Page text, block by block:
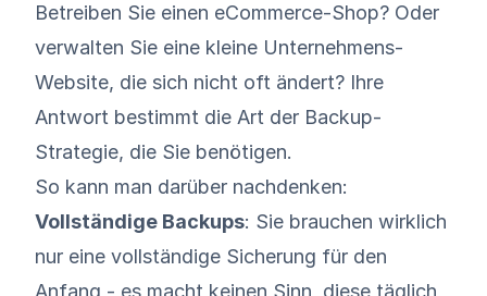
Betreiben Sie einen eCommerce-Shop? Oder
verwalten Sie eine kleine Unternehmens-
Website, die sich nicht oft ändert? Ihre
Antwort bestimmt die Art der Backup-
Strategie, die Sie benötigen.
So kann man darüber nachdenken:
Vollständige Backups: Sie brauchen wirklich
nur eine vollständige Sicherung für den
Anfang - es macht keinen Sinn, diese täglich